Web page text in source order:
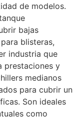
de modelos.
bajas
blisteras,
industria que
prestaciones y
medianos
para cubrir un
Son ideales
como